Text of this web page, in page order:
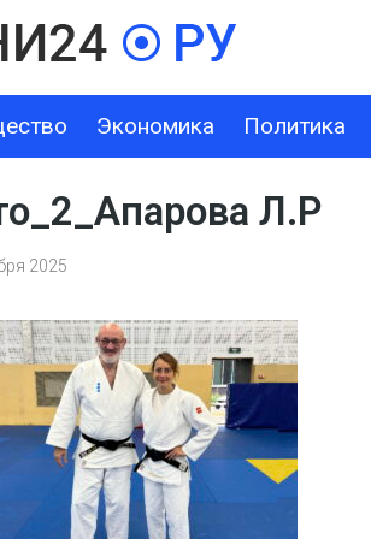
Экономика Политика
ПОЛИТИКА ШОУ-БИЗНЕС
Л.Р
2025